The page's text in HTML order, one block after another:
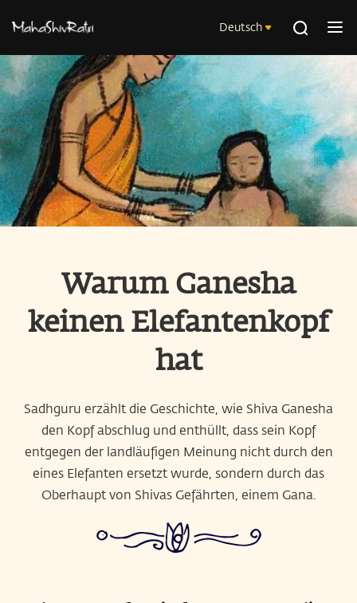
Deutsch
Warum Ganesha
keinen Elefantenkopf
hat
Sadhguru erzählt die Geschichte, wie Shiva Ganesha
den Kopf abschlug und enthüllt, dass sein Kopf
entgegen der landläufigen Meinung nicht durch den
eines Elefanten ersetzt wurde, sondern durch das
Oberhaupt von Shivas Gefährten, einem Gana.